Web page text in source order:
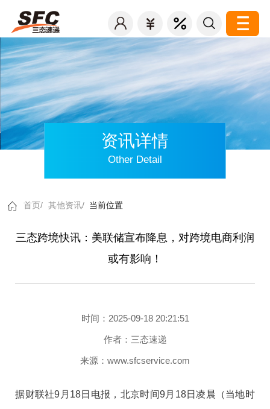
资讯详情
Other Detail
首页/ 其他资讯/ 当前位置
三态跨境快讯：美联储宣布降息，对跨境电商利润
或有影响！
时间：2025-09-18 20:21:51
作者：三态速递
来源：www.sfcservice.com
据财联社9月18日电报，北京时间9月18日凌晨（当地时